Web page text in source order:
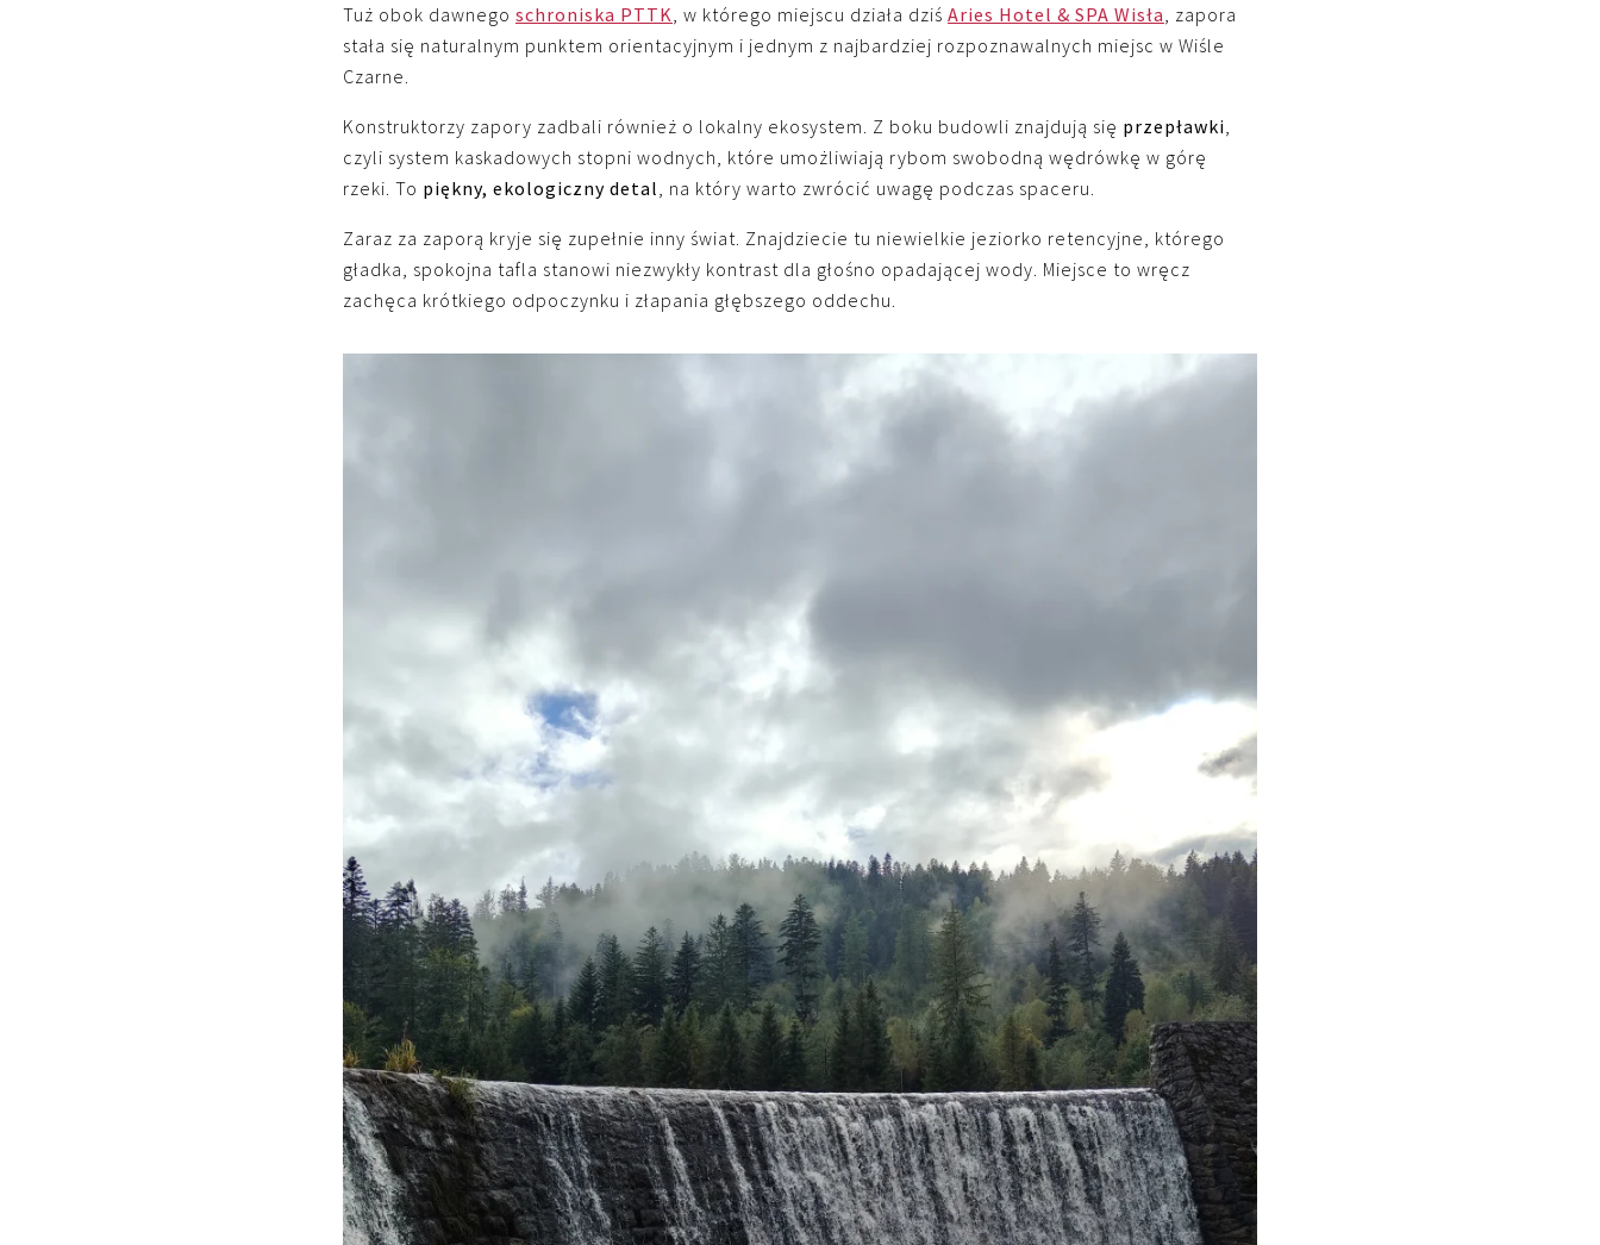
Tuż obok dawnego schroniska PTTK, w którego miejscu działa dziś Aries Hotel & SPA Wisła, zapora
stała się naturalnym punktem orientacyjnym i jednym z najbardziej rozpoznawalnych miejsc w Wiśle
Czarne.
Konstruktorzy zapory zadbali również o lokalny ekosystem. Z boku budowli znajdują się przepławki,
czyli system kaskadowych stopni wodnych, które umożliwiają rybom swobodną wędrówkę w górę
rzeki. To piękny, ekologiczny detal, na który warto zwrócić uwagę podczas spaceru.
Zaraz za zaporą kryje się zupełnie inny świat. Znajdziecie tu niewielkie jeziorko retencyjne, którego
gładka, spokojna tafla stanowi niezwykły kontrast dla głośno opadającej wody. Miejsce to wręcz
zachęca krótkiego odpoczynku i złapania głębszego oddechu.